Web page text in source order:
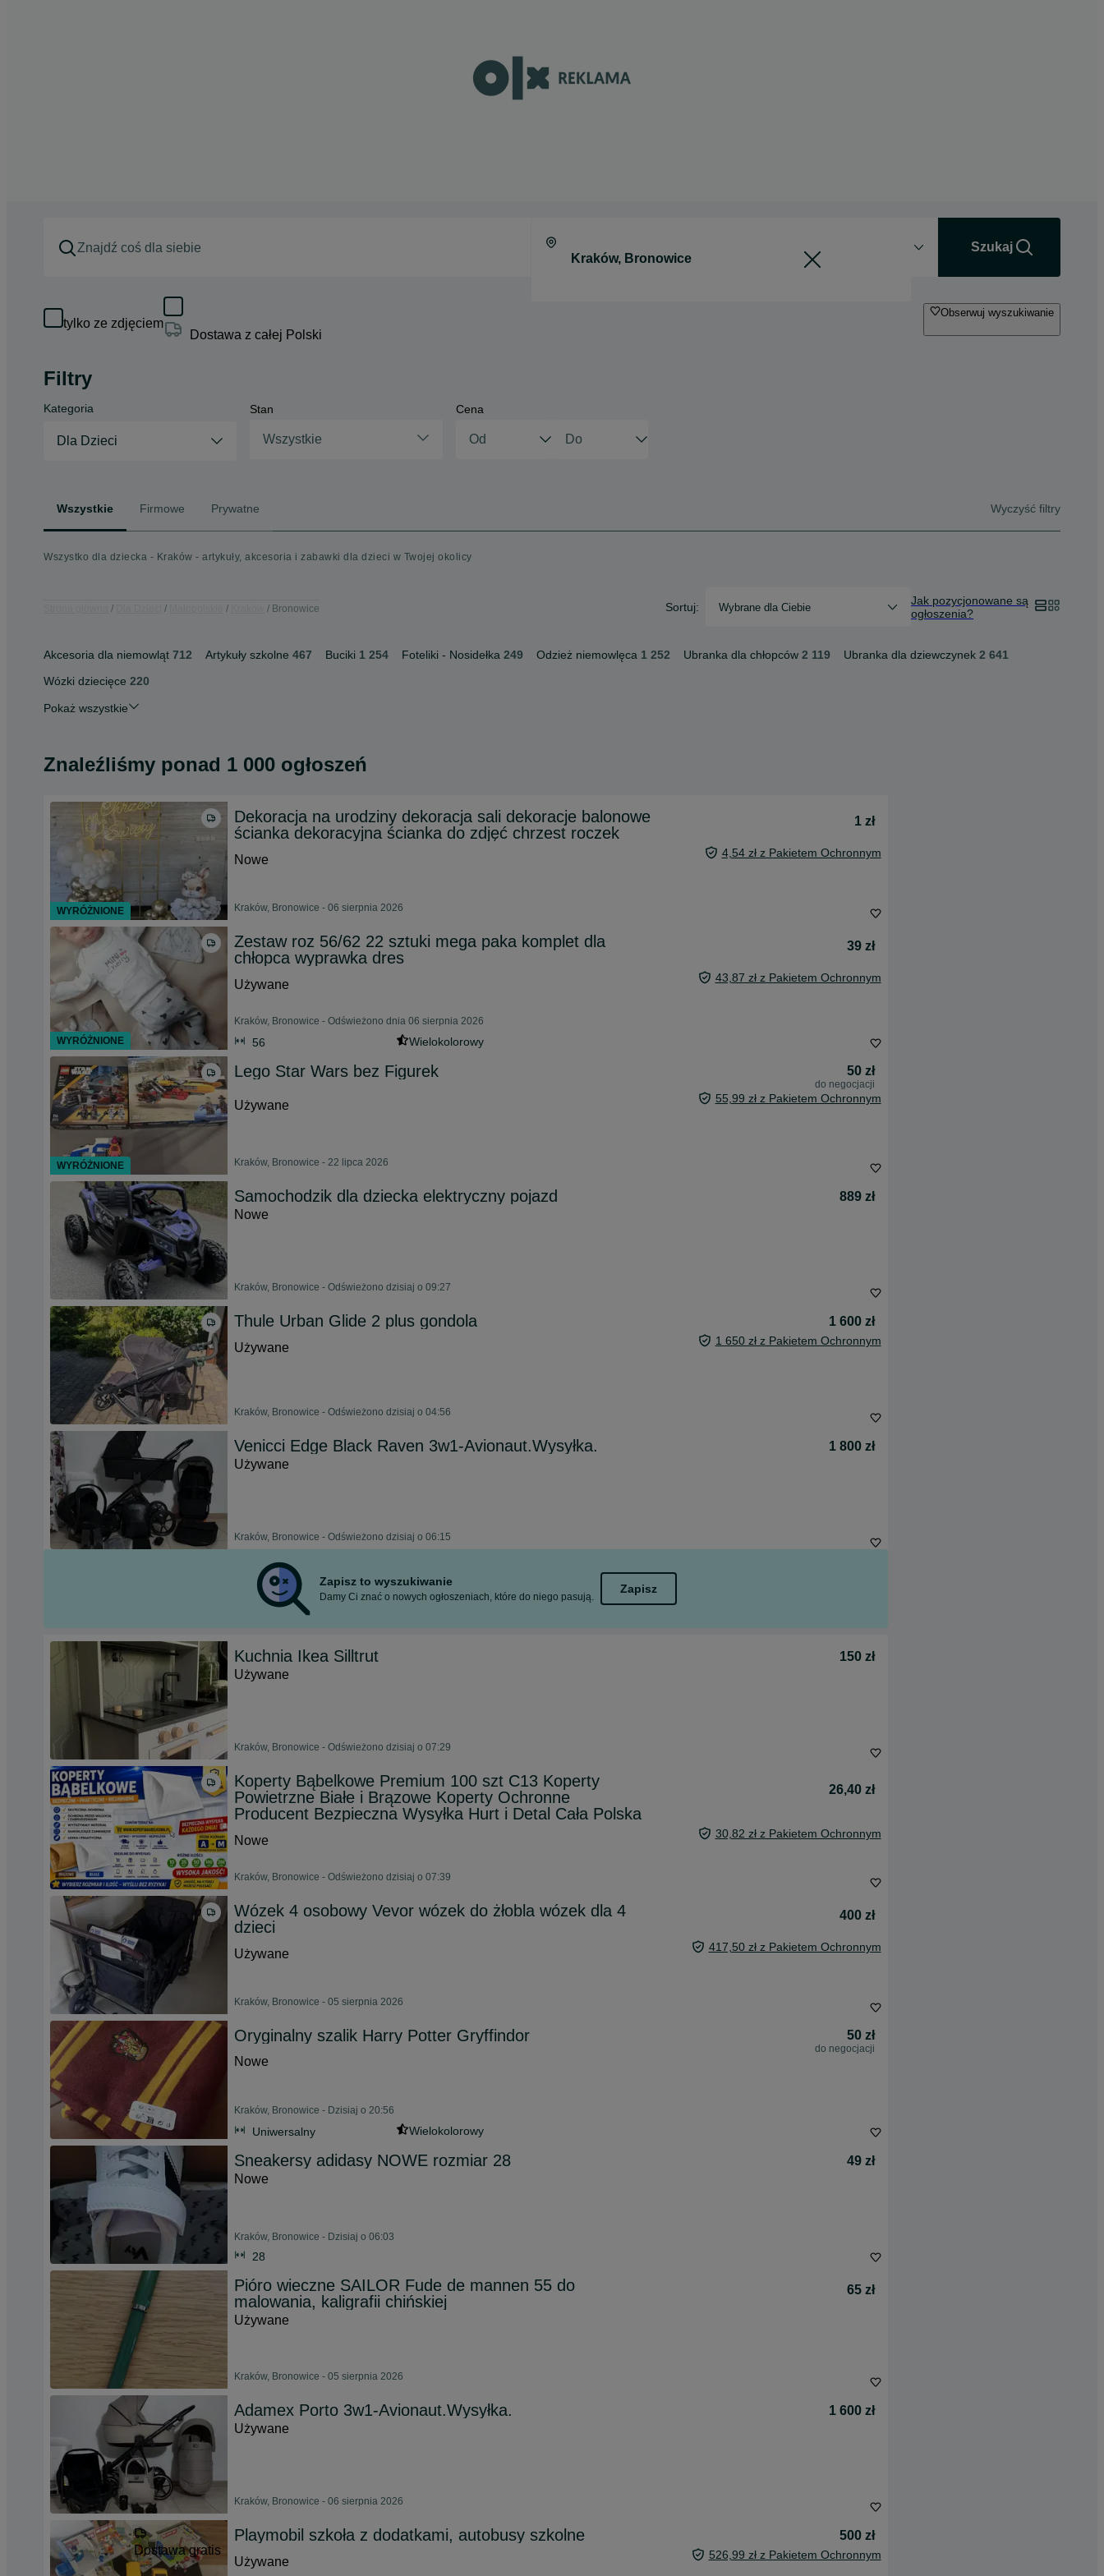
Szukaj
tylko ze zdjęciem
Dostawa z całej Polski
Obserwuj wyszukiwanie
Filtry
Kategoria
Dla Dzieci
Stan
Wszystkie
Cena
Wszystkie Firmowe Prywatne Wyczyść filtry
Wszystko dla dziecka - Kraków - artykuły, akcesoria i zabawki dla dzieci w Twojej okolicy
Bronowice Sortuj: Wybrane dla Ciebie
Jak pozycjonowane są
ogłoszenia?
Akcesoria dla niemowląt 712 Artykuły szkolne 467 Buciki 1 254 Foteliki - Nosidełka 249 Odzież niemowlęca 1 252 Ubranka dla chłopców 2 119 Ubranka dla dziewczynek 2 641
Wózki dziecięce 220
Pokaż wszystkie
Znaleźliśmy ponad 1 000 ogłoszeń
Dekoracja na urodziny dekoracja sali dekoracje balonowe
ścianka dekoracyjna ścianka do zdjęć chrzest roczek
1 zł
Nowe 4,54 zł z Pakietem Ochronnym
Kraków, Bronowice - 06 sierpnia 2026
Zestaw roz 56/62 22 sztuki mega paka komplet dla
chłopca wyprawka dres
39 zł
Używane 43,87 zł z Pakietem Ochronnym
Kraków, Bronowice - Odświeżono dnia 06 sierpnia 2026
56 Wielokolorowy
Lego Star Wars bez Figurek 50 zł
do negocjacji
Używane 55,99 zł z Pakietem Ochronnym
Kraków, Bronowice - 22 lipca 2026
Samochodzik dla dziecka elektryczny pojazd
889 zł
Nowe
Kraków, Bronowice - Odświeżono dzisiaj o 09:27
Thule Urban Glide 2 plus gondola
1 600 zł
Używane
1 650 zł z Pakietem Ochronnym
Kraków, Bronowice - Odświeżono dzisiaj o 04:56
Venicci Edge Black Raven 3w1-Avionaut.Wysyłka.
1 800 zł
Używane
Kraków, Bronowice - Odświeżono dzisiaj o 06:15
Zapisz to wyszukiwanie
Damy Ci znać o nowych ogłoszeniach, które do niego pasują.
Zapisz
Kuchnia Ikea Silltrut
150 zł
Używane
Kraków, Bronowice - Odświeżono dzisiaj o 07:29
Koperty Bąbelkowe Premium 100 szt C13 Koperty
Powietrzne Białe i Brązowe Koperty Ochronne
Producent Bezpieczna Wysyłka Hurt i Detal Cała Polska
26,40 zł
Nowe 30,82 zł z Pakietem Ochronnym
Kraków, Bronowice - Odświeżono dzisiaj o 07:39
Wózek 4 osobowy Vevor wózek do żłobla wózek dla 4
dzieci
400 zł
Używane 417,50 zł z Pakietem Ochronnym
Kraków, Bronowice - 05 sierpnia 2026
Oryginalny szalik Harry Potter Gryffindor 50 zł
do negocjacji
Nowe
Kraków, Bronowice - Dzisiaj o 20:56
Uniwersalny Wielokolorowy
Sneakersy adidasy NOWE rozmiar 28
49 zł
Nowe
Kraków, Bronowice - Dzisiaj o 06:03
28
Pióro wieczne SAILOR Fude de mannen 55 do
malowania, kaligrafii chińskiej
65 zł
Używane
Kraków, Bronowice - 05 sierpnia 2026
Adamex Porto 3w1-Avionaut.Wysyłka.
1 600 zł
Używane
Kraków, Bronowice - 06 sierpnia 2026
Dostawa gratis
Playmobil szkoła z dodatkami, autobusy szkolne
500 zł
Używane
526,99 zł z Pakietem Ochronnym
WYRÓŻNIONE
WYRÓŻNIONE
WYRÓŻNIONE